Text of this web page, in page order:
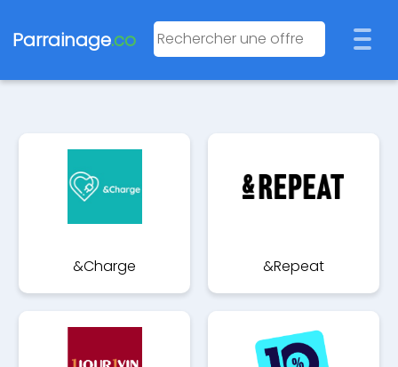
Parrainage.co
&Charge &Repeat